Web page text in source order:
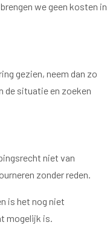
we geen kosten in
gezien, neem dan zo
de situatie en zoeken
niet van
zonder reden.
is het nog niet
mogelijk is.